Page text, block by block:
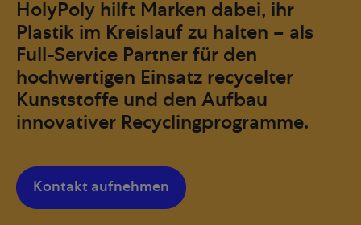
HolyPoly hilft Marken dabei, ihr
Plastik im Kreislauf zu halten – als
Full-Service Partner für den
hochwertigen Einsatz recycelter
Kunststoffe und den Aufbau
innovativer Recyclingprogramme.
Kontakt aufnehmen